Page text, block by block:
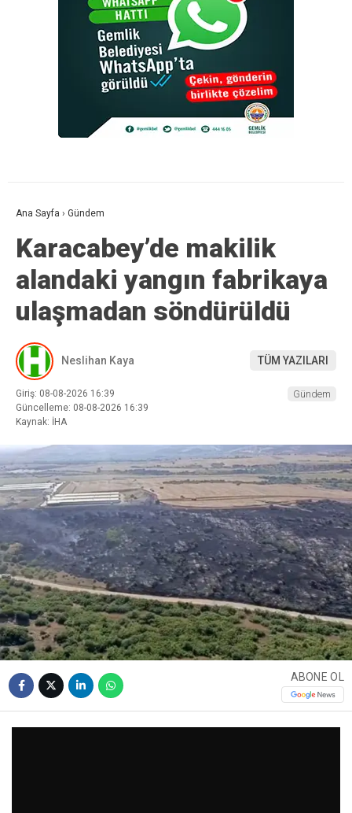
Ana Sayfa › Gündem
Karacabey’de makilik
alandaki yangın fabrikaya
ulaşmadan söndürüldü
Neslihan Kaya TÜM YAZILARI
Giriş: 08-08-2026 16:39
Güncelleme: 08-08-2026 16:39
Kaynak: İHA
Gündem
ABONE OL